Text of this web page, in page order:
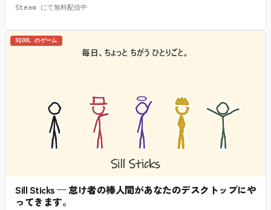
Steam にて無料配信中
SQOOL のゲーム
Sill Sticks — 怠け者の棒人間があなたのデスクトップにや
ってきます。